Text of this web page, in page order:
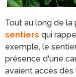
Tout au long de
sentiers qui
exemple, le
présence d'une
avaient accès dès